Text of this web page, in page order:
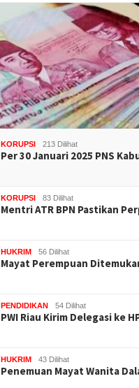
KORUPSI 213 Dilihat
Per 30 Januari 2025 PNS
KORUPSI 83 Dilihat
Mentri ATR BPN Pastikan
HUKRIM 56 Dilihat
Mayat Perempuan
PENDIDIKAN 54 Dilihat
PWI Riau Kirim Delegasi ke
HUKRIM 43 Dilihat
Penemuan Mayat Wanita